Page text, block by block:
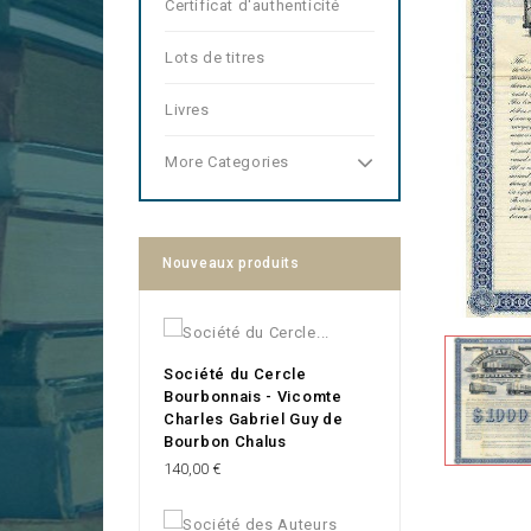
Certificat d'authenticité
Lots de titres
Livres
More Categories
Nouveaux produits
Société du Cercle
Bourbonnais - Vicomte
Charles Gabriel Guy de
Bourbon Chalus
Prix
140,00 €